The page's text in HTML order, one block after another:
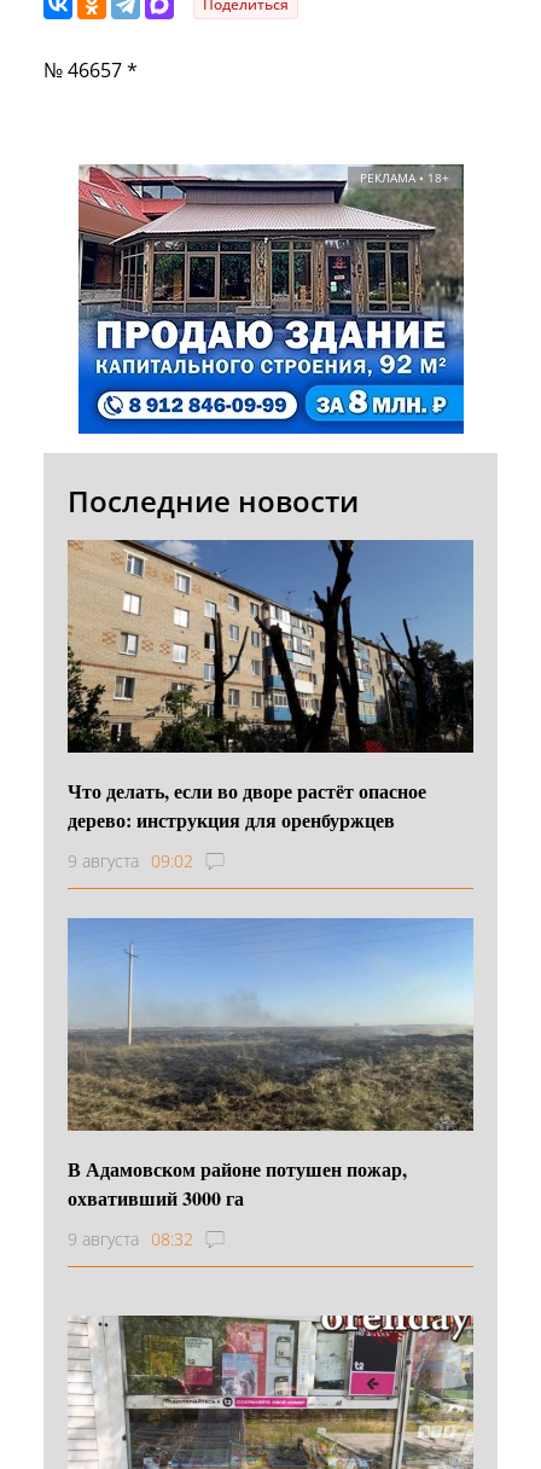
№ 46657 *
РЕКЛАМА • 18+
Последние новости
Что делать, если во дворе растёт опасное
дерево: инструкция для оренбуржцев
9 августа 09:02
В Адамовском районе потушен пожар,
охвативший 3000 га
9 августа 08:32